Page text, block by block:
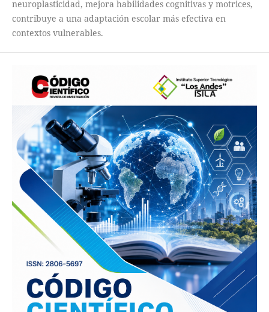
neuroplasticidad, mejora habilidades cognitivas y motrices,
contribuye a una adaptación escolar más efectiva en
contextos vulnerables.